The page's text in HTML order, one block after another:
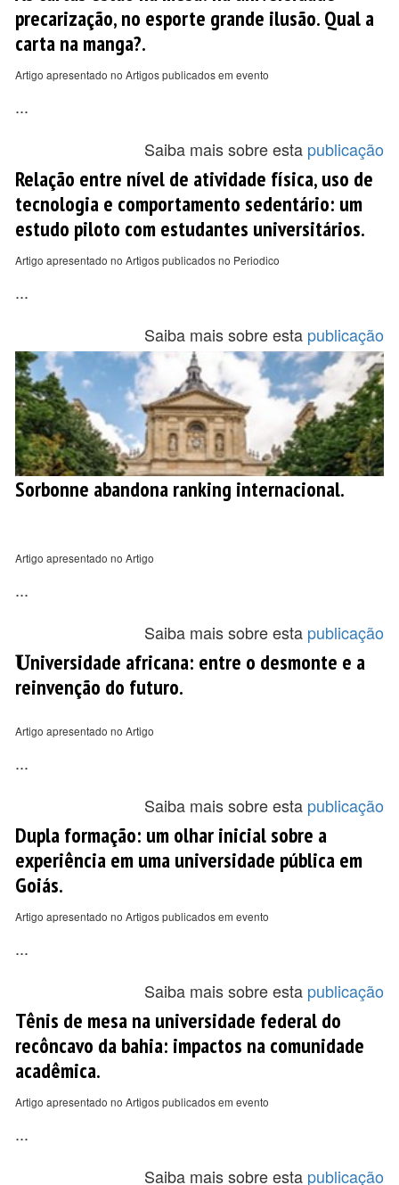
precarização, no esporte grande ilusão. Qual a
carta na manga?.
Artigo apresentado no Artigos publicados em evento
...
Saiba mais sobre esta publicação
Relação entre nível de atividade física, uso de
tecnologia e comportamento sedentário: um
estudo piloto com estudantes universitários.
Artigo apresentado no Artigos publicados no Periodico
...
Saiba mais sobre esta publicação
Sorbonne abandona ranking internacional.
Artigo apresentado no Artigo
...
Saiba mais sobre esta publicação
𝐔niversidade africana: entre o desmonte e a
reinvenção do futuro.
Artigo apresentado no Artigo
...
Saiba mais sobre esta publicação
Dupla formação: um olhar inicial sobre a
experiência em uma universidade pública em
Goiás.
Artigo apresentado no Artigos publicados em evento
...
Saiba mais sobre esta publicação
Tênis de mesa na universidade federal do
recôncavo da bahia: impactos na comunidade
acadêmica.
Artigo apresentado no Artigos publicados em evento
...
Saiba mais sobre esta publicação